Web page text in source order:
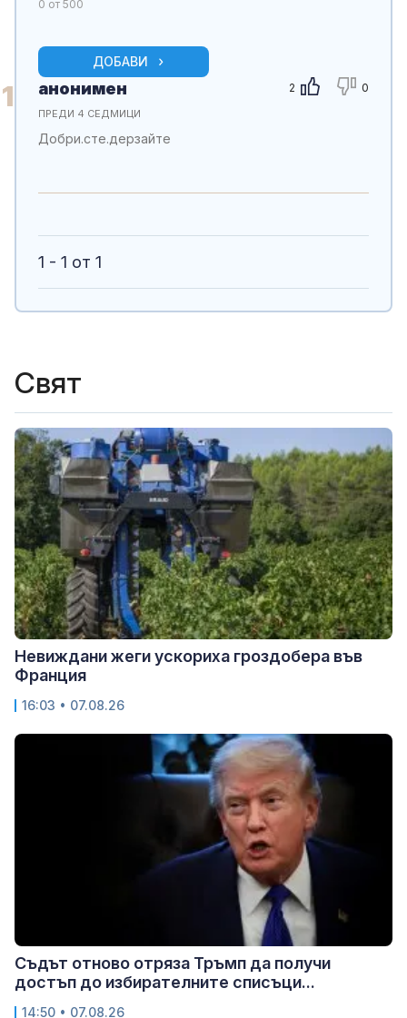
0 от 500
ДОБАВИ
1 2 0
анонимен
ПРЕДИ 4 СЕДМИЦИ
Добри.сте.дерзайте
1 - 1 от 1
Свят
Невиждани жеги ускориха гроздобера във
Франция
16:03 • 07.08.26
Съдът отново отряза Тръмп да получи
достъп до избирателните списъци...
14:50 • 07.08.26